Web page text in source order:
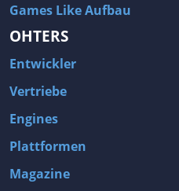
Games Like Aufbau
OHTERS
Entwickler
Vertriebe
Engines
Plattformen
Magazine